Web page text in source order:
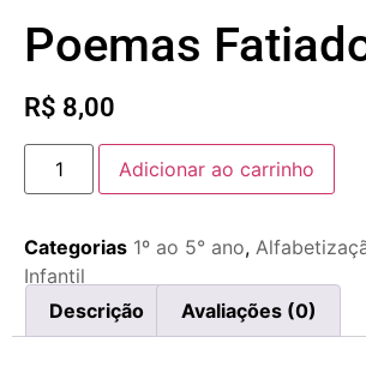
Poemas
R$ 8,00
Adicionar ao carrinho
Categorias 1º ao 5° ano,
Infantil
Descrição
Avaliações (0)